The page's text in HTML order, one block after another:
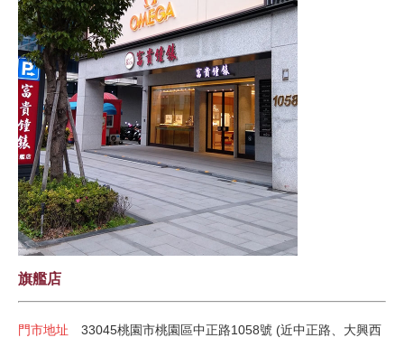
旗艦店
門市地址 33045桃園市桃園區中正路1058號 (近中正路、大興西